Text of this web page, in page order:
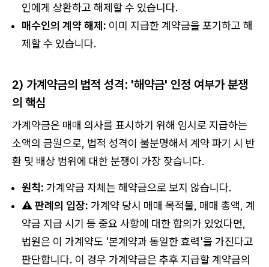
인에게 상환하고 해제할 수 있습니다.
매수인의 계약 해제: 이미 지급한 계약금을 포기하고 해
제할 수 있습니다.
2) 가계약금의 법적 성격: '해약금' 인정 여부가 분쟁
의 핵심
가계약금은 매매 의사를 표시하기 위해 임시로 지급하는
소액의 금원으로, 법적 성격이 불분명해서 계약 파기 시 반
환 및 배상 범위에 대한 분쟁이 가장 잦습니다.
원칙: 가계약금 자체는 해약금으로 보지 않습니다.
⚠️ 판례의 입장: 가계약 당시 매매 목적물, 매매 총액, 계
약금 지급 시기 등 중요 사항에 대한 합의가 있었다면,
법원은 이 가계약도 '본계약과 동일한 효력'을 가진다고
판단합니다. 이 경우 가계약금은 추후 지급할 계약금의